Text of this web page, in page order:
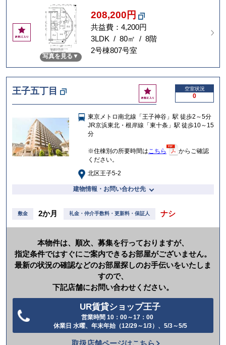
お
気
り
写真を見る
208,200円
共益費：4,200円
3LDK / 80㎡ / 8階
2号棟807号室
王子五丁目
お
気
入
り
空室状況
0
東京メトロ南北線「王子神谷」駅 徒歩2～5分
JR京浜東北・根岸線「東十条」駅 徒歩10～15
分
※住棟別の所要時間はこちら
からご確認
ください。
北区王子5-2
建物情報・お問い合わせ先
敷金 2か月 礼金・仲介手数料・更新料・保証人 ナシ
本物件は、順次、募集を行っておりますが、
指定条件ではすぐにご案内できるお部屋がございません。
最新の状況の確認などのお部屋探しのお手伝いをいたしま
すので、
下記店舗にお問い合わせください。
UR賃貸ショップ王子
営業時間 10：00～17：00
休業日 水曜、年末年始（12/29～1/3）、5/3～5/5
話